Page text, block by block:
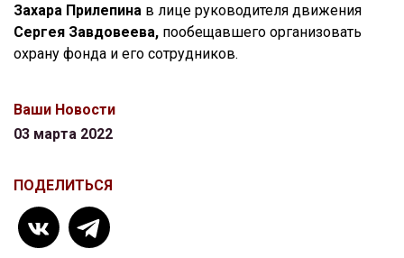
Захара Прилепина в лице руководителя движения
Сергея Завдовеева, пообещавшего организовать
охрану фонда и его сотрудников.
Ваши Новости
03 марта 2022
ПОДЕЛИТЬСЯ